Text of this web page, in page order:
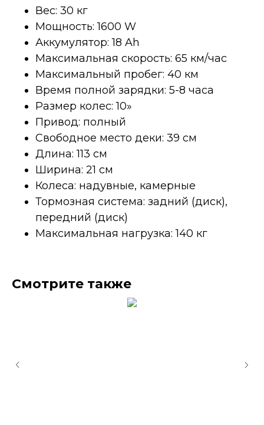
Вес: 30 кг
Мощность: 1600 W
Аккумулятор: 18 Ah
Максимальная скорость: 65 км/час
Максимальный пробег: 40 км
Время полной зарядки: 5-8 часа
Размер колес: 10»
Привод: полный
Свободное место деки: 39 см
Длина: 113 см
Ширина: 21 см
Колеса: надувные, камерные
Тормозная система: задний (диск),
передний (диск)
Максимальная нагрузка: 140 кг
Смотрите также